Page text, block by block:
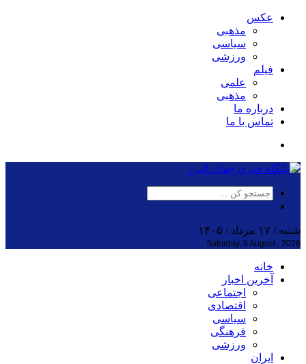
عکس
مذهبی
سیاسی
ورزشی
فیلم
علمی
مذهبی
درباره ما
تماس با ما
شنبه / ۱۷ مرداد / ۱۴۰۵
Saturday, 8 August , 2026
خانه
آخرین اخبار
اجتماعی
اقتصادی
سیاسی
فرهنگی
ورزشی
ایران